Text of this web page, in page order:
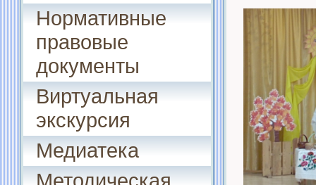
Нормативные
правовые
документы
Виртуальная
экскурсия
Медиатека